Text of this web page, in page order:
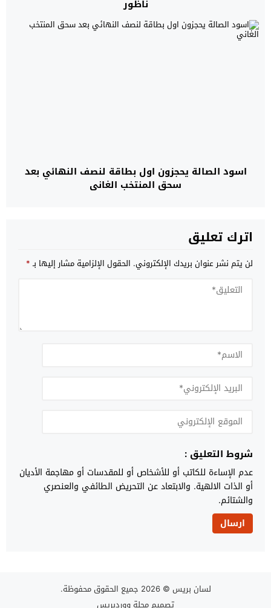
ناظور
اسود الصالة يحجزون اول بطاقة لنصف النهائي بعد
سحق المنتخب الغاني
اترك تعليق
لن يتم نشر عنوان بريدك الإلكتروني. الحقول الإلزامية مشار إليها بـ*
شروط التعليق :
عدم الإساءة للكاتب أو للأشخاص أو للمقدسات أو مهاجمة الأديان
أو الذات الالهية. والابتعاد عن التحريض الطائفي والعنصري
والشتائم.
لسان بريس © 2026 جميع الحقوق محفوظة.
تصميم مجلة ووردبريس